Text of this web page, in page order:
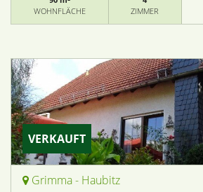
WOHNFLÄCHE
ZIMMER
VERKAUFT
Grimma - Haubitz